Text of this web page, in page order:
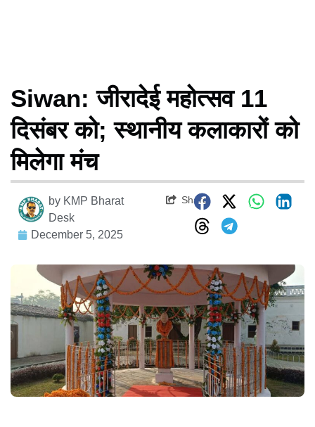
Siwan: जीरादेई महोत्सव 11
दिसंबर को; स्थानीय कलाकारों को
मिलेगा मंच
by KMP Bharat
Desk
December 5, 2025
Share